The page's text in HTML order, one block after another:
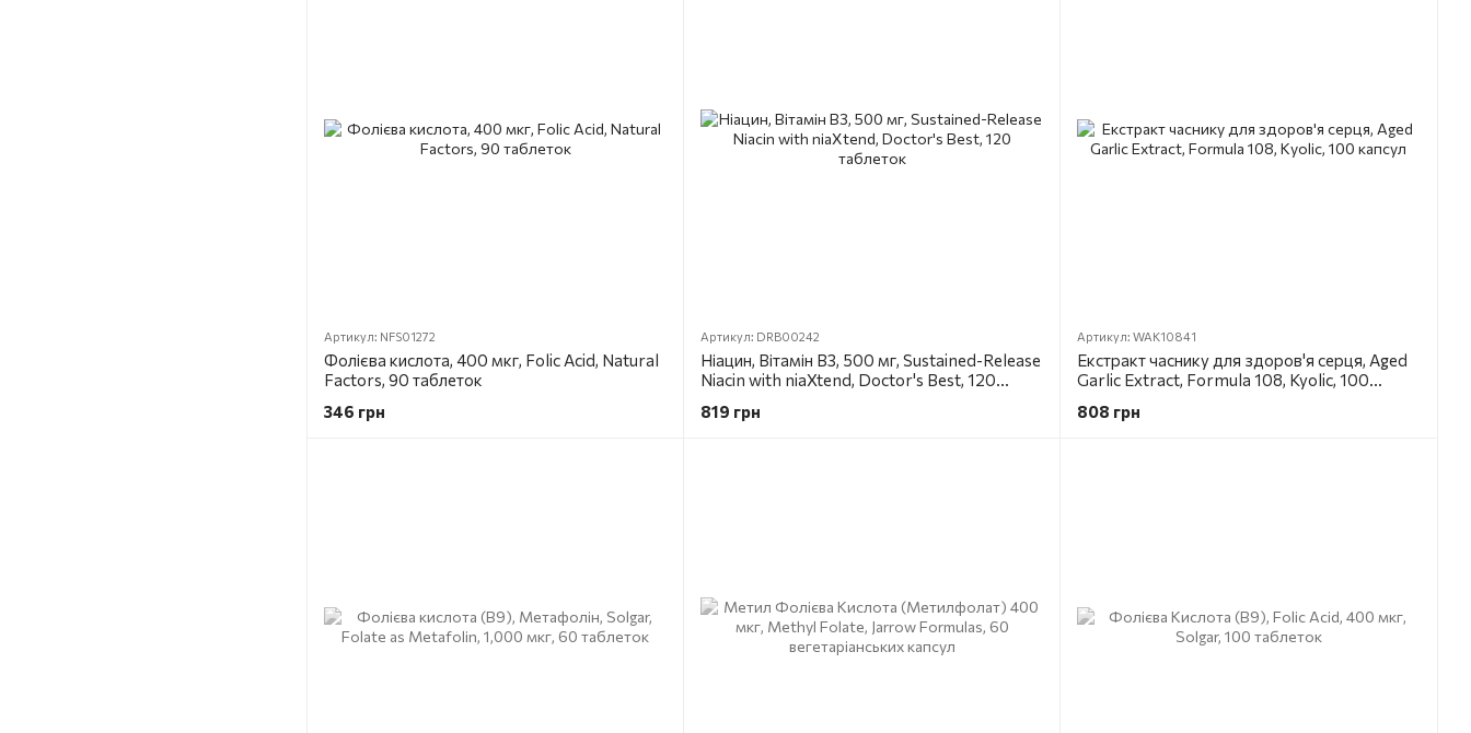
Артикул: NFS01272
Фолієва кислота, 400 мкг, Folic Acid, Natural
Factors, 90 таблеток
346 грн
Артикул: DRB00242
Ніацин, Вітамін В3, 500 мг, Sustained-Release
Niacin with niaXtend, Doctor's Best, 120
819 грн
Артикул: WAK10841
Екстракт часнику для здоров'я серця, Aged
Garlic Extract, Formula 108, Kyolic, 100
808 грн